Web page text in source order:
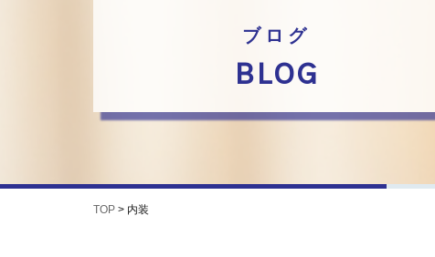
ブログ
BLOG
TOP > 内装